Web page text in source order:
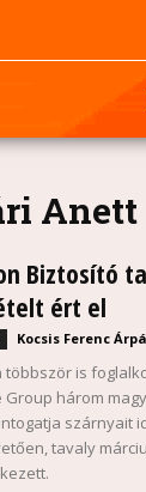
Anett
Biztosító
ért el
Kocsis Ferenc
többször is
Group három
szárnyait
tavaly